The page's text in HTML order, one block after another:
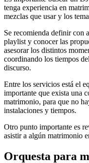
tenga experiencia en
mezclas que usar y los
Se recomienda definir con
playlist y conocer las
asesorar los distintos
coordinando los tiempos
discurso.
Entre los servicios está el
importante que exista una
matrimonio, para que no
instalaciones y tiempos.
Otro punto importante es
asistir a algún matrimonio
Orquesta para